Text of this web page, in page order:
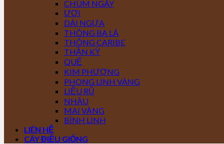
CHÙM NGÂY
ƯƠI
DÁI NGỰA
THÔNG BA LÁ
THÔNG CARIBE
THẦN KỲ
QUẾ
KIM PHƯỢNG
PHONG LINH VÀNG
LIỄU RŨ
NHÀU
MAI VÀNG
BÌNH LINH
LIÊN HỆ
CÂY ĐIỀU GIỐNG